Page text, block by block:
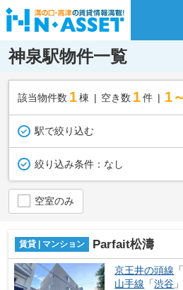
神泉駅物件一覧
該当物件数 1棟 空き数 1 件 1
駅で絞り込む
絞り込み条件： なし
空室のみ
賃貸 | マンション Parfait松濤
京王井の頭線
山手線 「渋谷